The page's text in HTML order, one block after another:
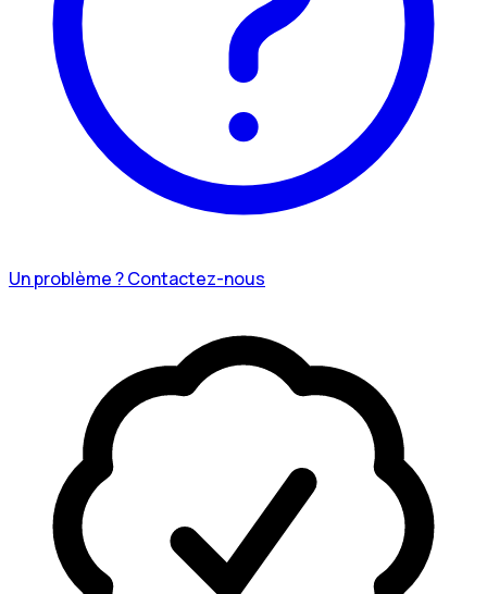
Un problème ? Contactez-nous